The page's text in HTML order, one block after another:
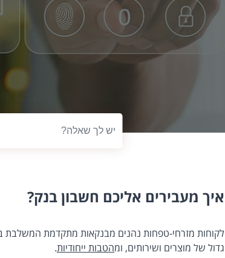
איך מעבירים אליכם חשבון בנק?
לקוחות מזרחי-טפחות נהנים מבנקאות מתקדמת המשלבת
גדול של מוצרים ושירותים, ומהטבות ייחודיות.